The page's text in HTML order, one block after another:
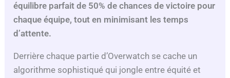
équilibre parfait de 50% de chances de victoire pour
chaque équipe, tout en minimisant les temps
d’attente.
Derrière chaque partie d’Overwatch se cache un
algorithme sophistiqué qui jongle entre équité et